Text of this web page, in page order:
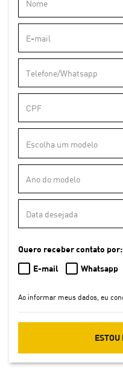
Escolha um modelo
Quero receber contato por:
E-mail
Whatsapp
Ao informar meus dados, eu
ESTOU